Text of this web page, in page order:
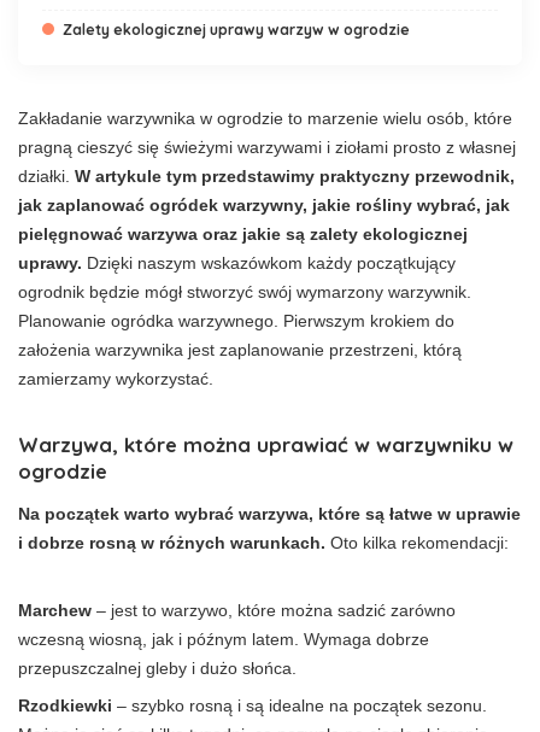
Zalety ekologicznej uprawy warzyw w ogrodzie
Zakładanie warzywnika w ogrodzie to marzenie wielu osób, które
pragną cieszyć się świeżymi warzywami i ziołami prosto z własnej
działki. W artykule tym przedstawimy praktyczny przewodnik,
jak zaplanować ogródek warzywny, jakie rośliny wybrać, jak
pielęgnować warzywa oraz jakie są zalety ekologicznej
uprawy. Dzięki naszym wskazówkom każdy początkujący
ogrodnik będzie mógł stworzyć swój wymarzony warzywnik.
Planowanie ogródka warzywnego. Pierwszym krokiem do
założenia warzywnika jest zaplanowanie przestrzeni, którą
zamierzamy wykorzystać.
Warzywa, które można uprawiać w warzywniku w
ogrodzie
Na początek warto wybrać warzywa, które są łatwe w uprawie
i dobrze rosną w różnych warunkach. Oto kilka rekomendacji:
Marchew – jest to warzywo, które można sadzić zarówno
wczesną wiosną, jak i późnym latem. Wymaga dobrze
przepuszczalnej gleby i dużo słońca.
Rzodkiewki – szybko rosną i są idealne na początek sezonu.